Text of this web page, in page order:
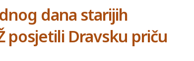
dana starijih
posjetili Dravsku priču